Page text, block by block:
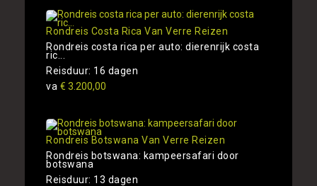
Rondreis Costa Rica Van Verre Reizen
Rondreis costa rica per auto: dierenrijk costa
ric...
Reisduur: 16 dagen
va € 3.200,00
Rondreis Botswana Van Verre Reizen
Rondreis botswana: kampeersafari door
botswana
Reisduur: 13 dagen